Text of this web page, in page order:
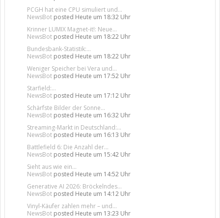
PCGH hat eine CPU simuliert und...
NewsBot posted Heute um 18:32 Uhr
Krinner LUMIX Magnet-it!: Neue...
NewsBot posted Heute um 18:22 Uhr
Bundesbank-Statistik:...
NewsBot posted Heute um 18:22 Uhr
Weniger Speicher bei Vera und...
NewsBot posted Heute um 17:52 Uhr
Starfield:...
NewsBot posted Heute um 17:12 Uhr
Schärfste Bilder der Sonne...
NewsBot posted Heute um 16:32 Uhr
Streaming-Markt in Deutschland:...
NewsBot posted Heute um 16:13 Uhr
Battlefield 6: Die Anzahl der...
NewsBot posted Heute um 15:42 Uhr
Sieht aus wie ein...
NewsBot posted Heute um 14:52 Uhr
Generative AI 2026: Bröckelndes...
NewsBot posted Heute um 14:12 Uhr
Vinyl-Käufer zahlen mehr – und...
NewsBot posted Heute um 13:23 Uhr